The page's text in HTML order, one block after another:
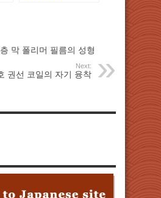
막 폴리머 필름의 성형
Next:
권선 코일의 자기 융착